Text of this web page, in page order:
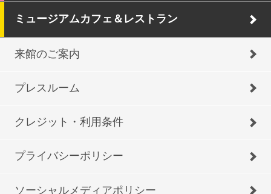
ミュージアムカフェ＆レストラン
来館のご案内
プレスルーム
クレジット・利用条件
プライバシーポリシー
ソーシャルメディアポリシー